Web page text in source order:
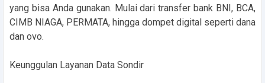
yang bisa Anda gunakan. Mulai dari transfer bank BNI, BCA,
CIMB NIAGA, PERMATA, hingga dompet digital seperti dana
dan ovo.
Keunggulan Layanan Data Sondir